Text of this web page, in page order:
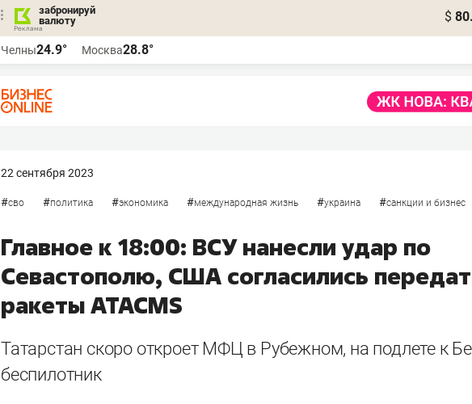
забронируй
валюту
$
Челны24.9° Москва28.8°
22 сентября 2023
#сво #политика #экономика #международная жизнь #украина #санкции и бизнес
Главное к 18:00: ВСУ нанесли удар по
Севастополю, США согласились
ракеты ATACMS
Татарстан скоро откроет МФЦ в Рубежном, на подлете к
беспилотник